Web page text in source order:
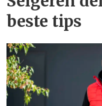
beste tips